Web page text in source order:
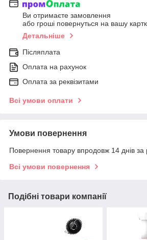
Ви отримаєте замовлення
або гроші повернуться на вашу
Детальніше
Післяплата
Оплата на рахунок
Оплата за реквізитами
Всі умови оплати
Умови повернення
Повернення товару впродовж 14 днів за
Всі умови повернення
Подібні товари компанії